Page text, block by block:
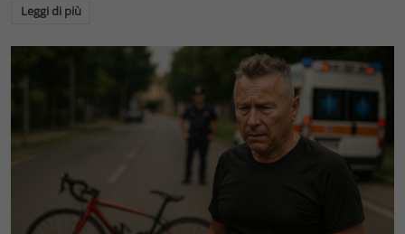
Leggi di più